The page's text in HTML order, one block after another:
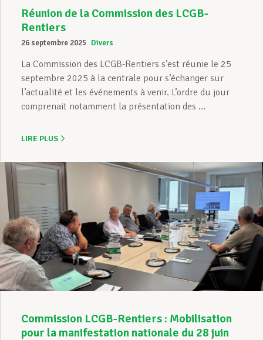
Réunion de la Commission des LCGB-
Rentiers
26 septembre 2025 Divers
La Commission des LCGB-Rentiers s’est réunie le 25
septembre 2025 à la centrale pour s’échanger sur
l’actualité et les événements à venir. L’ordre du jour
comprenait notamment la présentation des ...
LIRE PLUS
Commission LCGB-Rentiers : Mobilisation
pour la manifestation nationale du 28 juin